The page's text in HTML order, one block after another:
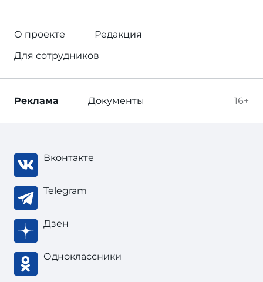
О проекте
Редакция
Для сотрудников
16+
Реклама Документы
Вконтакте
Telegram
Дзен
Одноклассники